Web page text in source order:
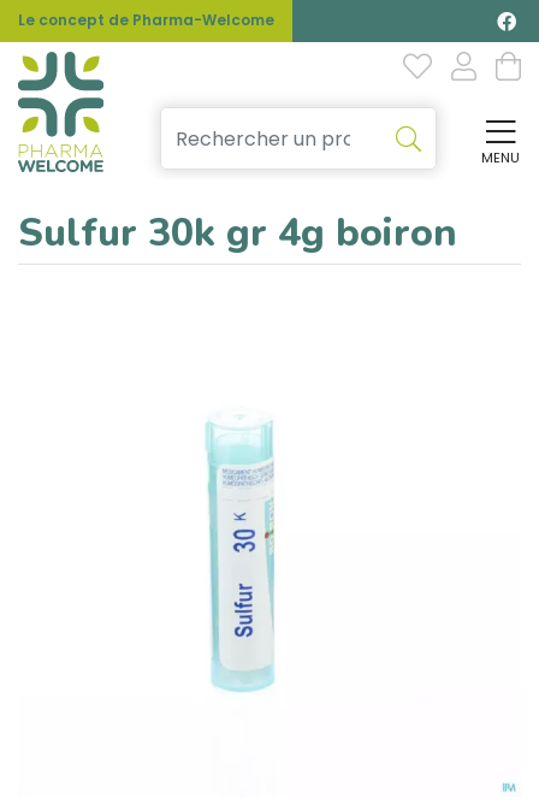
Le concept de Pharma-Welcome
MENU
Sulfur 30k gr 4g boiron